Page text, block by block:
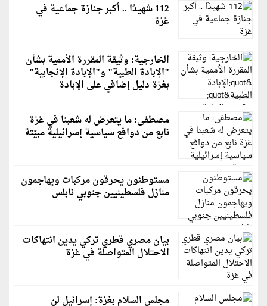
112 شهيدًا .. أكبر جنازة جماعية في
غزة
الخارجية: وثيقة المقررة الأممية بشأن
"الإبادة الطبية" و"الإبادة الإنجابية"
بغزة دليل إضافي على الإبادة
مصطفى: ما يتعرض له شعبنا في غزة
نابع من دوافع سياسية إسرائيلية مبيّتة
مستوطنون يحرقون مركبات ويهاجمون
منازل فلسطينيين جنوبي نابلس
بيان مصري قطري تركي يدين انتهاكات
الاحتلال المتواصلة في غزة
مجلس السلام بغزة: إسرائيل لن